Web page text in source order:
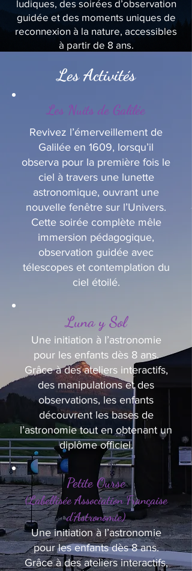
ludiques, des soirées d’observation
guidée et des moments uniques de
reconnexion à la nature, accessibles
à partir de 8 ans.
Les Activités
Les Nuits de Galilée
Revivez l’émerveillement de
Galilée en 1609, lorsqu’il
observa pour la première fois le
ciel à travers une lunette
astronomique, ouvrant une
nouvelle fenêtre sur l’Univers.
Cette soirée complète mêle
immersion pédagogique,
observation guidée avec
télescopes et contemplation du
ciel étoilé.
Luna y Sol
Une initiation à l’astronomie
pour les enfants dès 8 ans.
Grâce à des ateliers interactifs,
des manipulations et des
observations, les enfants
découvrent les bases de
l’astronomie tout en obtenant un
diplôme officiel.
Petite Ourse
(Labellisée Association Française
d’Astronomie)
Une initiation à l’astronomie
pour les enfants dès 8 ans.
Grâce à des ateliers interactifs,